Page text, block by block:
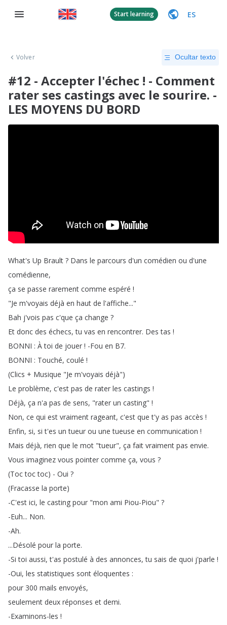
Start learning ES
Volver Ocultar texto
#12 - Accepter l'échec ! - Comment
rater ses castings avec le sourire. -
LES MOYENS DU BORD
What's Up Brault ? Dans le parcours d'un comédien ou d'une
comédienne,
ça se passe rarement comme espéré !
"Je m'voyais déjà en haut de l'affiche..."
Bah j'vois pas c'que ça change ?
Et donc des échecs,tu vas en rencontrer. Des tas !
BONNI : À toi de jouer ! -Fou en B7.
BONNI : Touché, coulé !
(Clics + Musique "Je m'voyais déjà")
Le problème, c'est pas de rater les castings !
Déjà, ça n'a pas de sens, "rater un casting" !
Non, ce qui est vraiment rageant, c'est que t'y as pas accès !
Enfin, si, si t'es un tueur ou une tueuse en communication !
Mais déjà, rien que le mot "tueur", ça fait vraiment pas envie.
Vous imaginez vous pointer comme ça, vous ?
(Toc toc toc) - Oui ?
(Fracasse la porte)
-C'est ici, le casting pour "mon ami Piou-Piou" ?
-Euh... Non.
-Ah.
...Désolé pour la porte.
-Si toi aussi,t'as postulé à des annonces,tu sais de quoi j'parle !
-Oui, les statistiques sont éloquentes :
pour 300 mails envoyés,
seulement deux réponses et demi.
-Examinons-les !